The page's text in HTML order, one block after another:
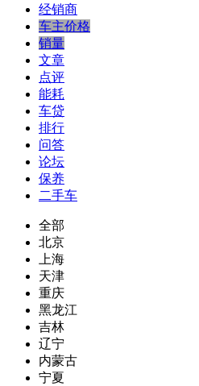
经销商
车主价格
销量
文章
点评
能耗
车贷
排行
问答
论坛
保养
二手车
全部
北京
上海
天津
重庆
黑龙江
吉林
辽宁
内蒙古
宁夏